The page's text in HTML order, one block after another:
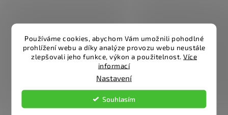
Používáme cookies, abychom Vám umožnili pohodlné
prohlížení webu a díky analýze provozu webu neustále
zlepšovali jeho funkce, výkon a použitelnost. Více
informací
Nastavení
Souhlasím